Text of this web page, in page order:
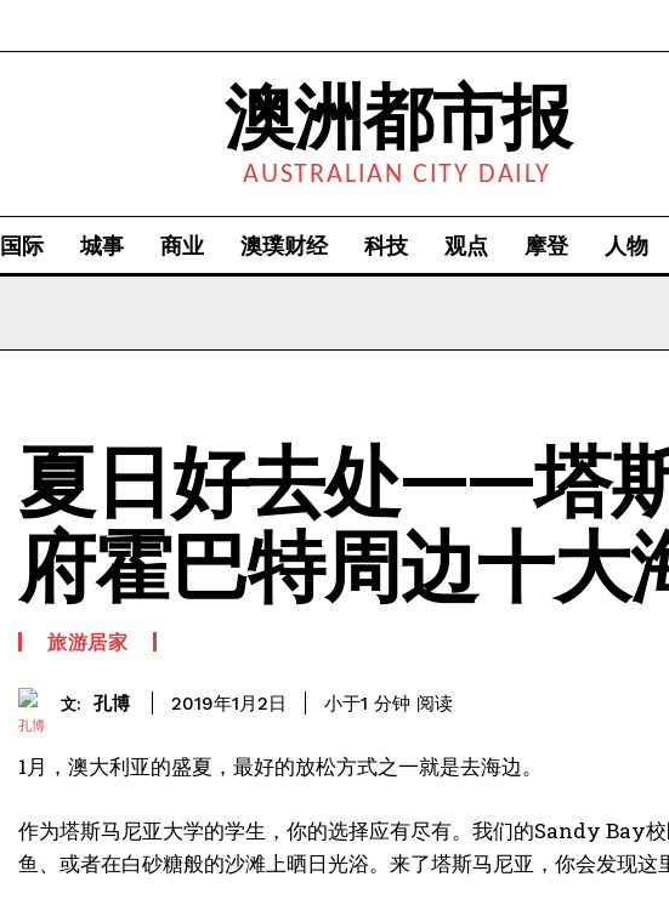
澳洲都市报
AUSTRALIAN CITY DAILY
国际 城事 商业 澳璞财经 科技 观点 摩登 人物
夏日好去处——塔
府霍巴特周边十大
旅游居家
文: 孔博 2019年1月2日 小于1 分钟 阅读
1月，澳大利亚的盛夏，最好的放松方式之一就是去海边。
作为塔斯马尼亚大学的学生，你的选择应有尽有。我们的Sandy Bay
鱼、或者在白砂糖般的沙滩上晒日光浴。来了塔斯马尼亚，你会发现